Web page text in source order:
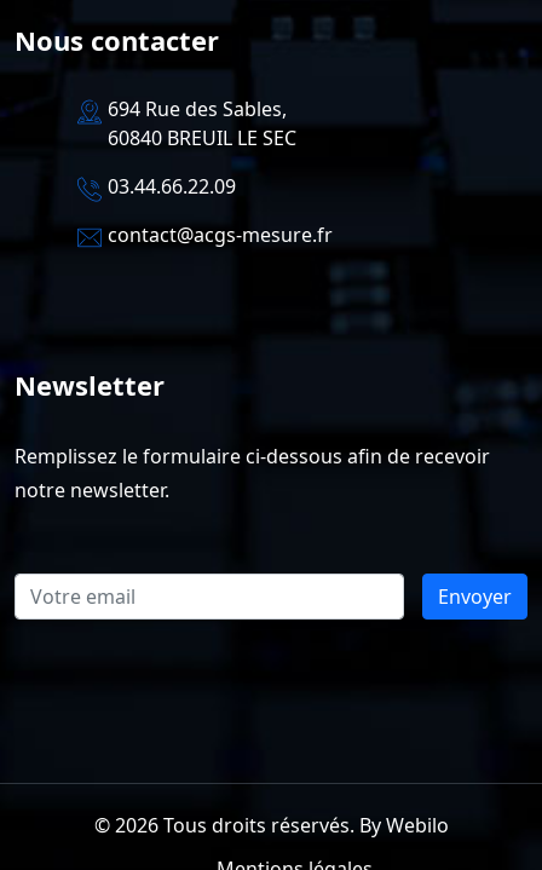
Nous contacter
694 Rue des Sables,
60840 BREUIL LE SEC
03.44.66.22.09
contact@acgs-mesure.fr
Newsletter
Remplissez le formulaire ci-dessous afin de recevoir
notre newsletter.
Envoyer
© 2026 Tous droits réservés. ByWebilo